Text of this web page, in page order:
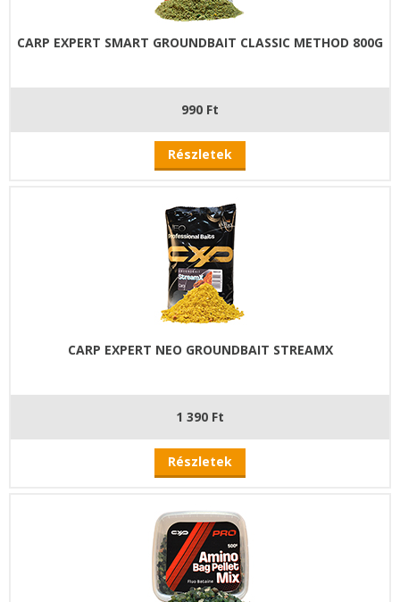
CARP EXPERT SMART GROUNDBAIT CLASSIC METHOD 800G
990 Ft
Részletek
CARP EXPERT NEO GROUNDBAIT STREAMX
1 390 Ft
Részletek